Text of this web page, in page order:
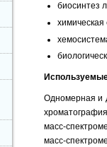
биосинтез
химическая
Одномерная и
масс-
масс-